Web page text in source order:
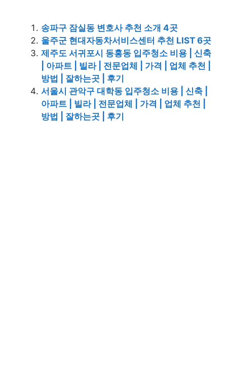
송파구 잠실동 변호사 추천 소개 4곳
울주군 현대자동차서비스센터 추천 LIST 6곳
제주도 서귀포시 동홍동 입주청소 비용 | 신축
| 아파트 | 빌라 | 전문업체 | 가격 | 업체 추천 |
방법 | 잘하는곳 | 후기
서울시 관악구 대학동 입주청소 비용 | 신축 |
아파트 | 빌라 | 전문업체 | 가격 | 업체 추천 |
방법 | 잘하는곳 | 후기